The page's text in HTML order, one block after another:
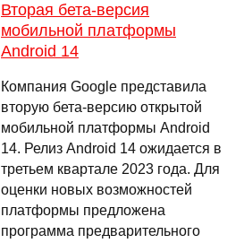
Вторая бета-версия
мобильной платформы
Android 14
Компания Google представила
вторую бета-версию открытой
мобильной платформы Android
14. Релиз Android 14 ожидается в
третьем квартале 2023 года. Для
оценки новых возможностей
платформы предложена
программа предварительного